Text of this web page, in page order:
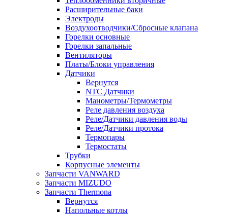
Расширительные баки
Электроды
Воздухоотводчики/Сбросные клапана
Горелки основные
Горелки запальные
Вентиляторы
Платы/Блоки управления
Датчики
Вернутся
NTC Датчики
Манометры/Термометры
Реле давления воздуха
Реле/Датчики давления воды
Реле/Датчики протока
Термопары
Термостаты
Трубки
Корпусные элементы
Запчасти VANWARD
Запчасти MIZUDO
Запчасти Thermona
Вернутся
Напольные котлы